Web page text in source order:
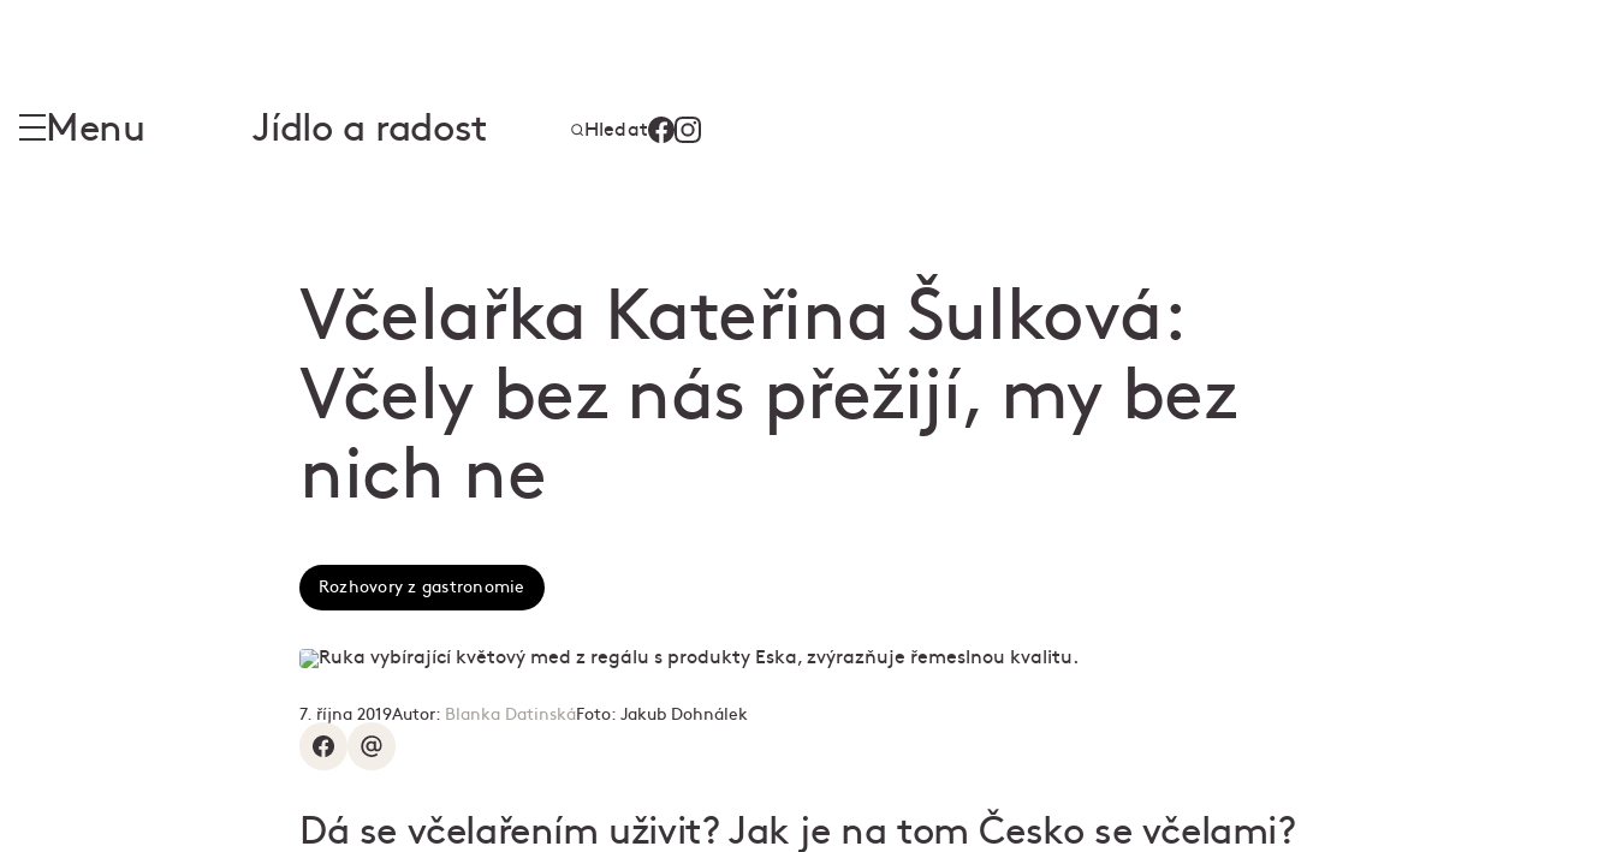
Menu Jídlo a radost Hledat
Včelařka Kateřina Šulková:
Včely bez nás přežijí, my bez
nich ne
Rozhovory z gastronomie
7. října 2019Autor: Blanka DatinskáFoto: Jakub Dohnálek
Dá se včelařením uživit? Jak je na tom Česko se včelami?